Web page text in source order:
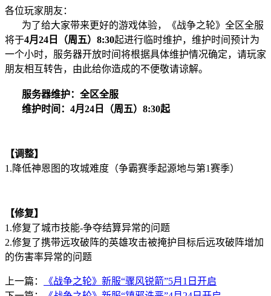
各位玩家朋友：
为了给大家带来更好的游戏体验，《战争之轮》全区全服
将于4月24日（周五）8:30起进行临时维护，维护时间预计为
一个小时，服务器开放时间将根据具体维护情况确定，请玩家
朋友相互转告，由此给你造成的不便敬请谅解。
服务器维护：全区全服
维护时间：4月24 日（周五）8:30起
【调整】
1.降低神恩图的攻城难度（争霸赛季起源地与第1赛季）
【修复】
1.修复了城市技能-争夺结算异常的问题
2.修复了携带远攻破阵的英雄攻击被掩护目标后远攻破阵增加
的伤害率异常的问题
上一篇：
《战争之轮》新服“骤风锐箭”5月1日开启